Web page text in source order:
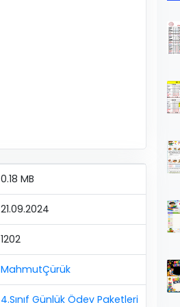
0.18 MB
21.09.2024
1202
MahmutÇürük
4.Sınıf Günlük Ödev Paketleri